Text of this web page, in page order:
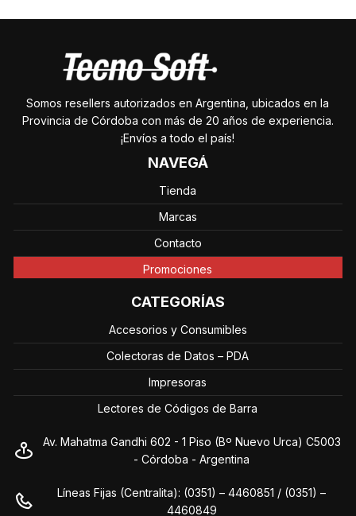
Somos resellers autorizados en Argentina, ubicados en la
Provincia de Córdoba con más de 20 años de experiencia.
¡Envíos a todo el país!
NAVEGÁ
Tienda
Marcas
Contacto
Promociones
CATEGORÍAS
Accesorios y Consumibles
Colectoras de Datos – PDA
Impresoras
Lectores de Códigos de Barra
Av. Mahatma Gandhi 602 - 1 Piso (Bº Nuevo Urca) C5003
- Córdoba - Argentina
Líneas Fijas (Centralita): (0351) – 4460851 / (0351) –
4460849